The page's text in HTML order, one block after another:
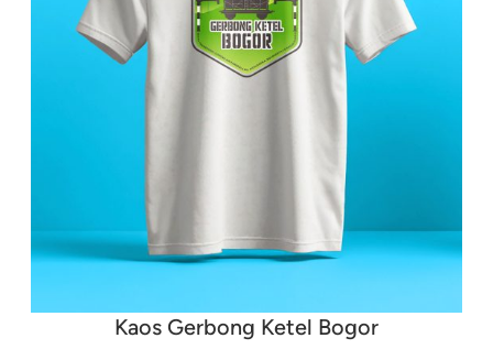
Kaos Gerbong Ketel Bogor